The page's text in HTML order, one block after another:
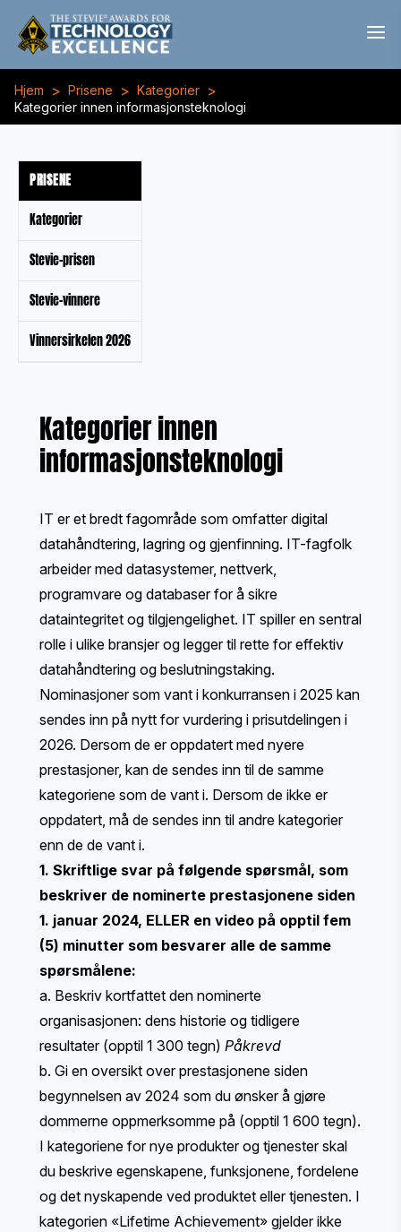
Hjem > Prisene > Kategorier >
Kategorier innen informasjonsteknologi
PRISENE
Kategorier
Stevie-prisen
Stevie-vinnere
Vinnersirkelen 2026
Kategorier innen
informasjonsteknologi
IT er et bredt fagområde som omfatter digital
datahåndtering, lagring og gjenfinning. IT-fagfolk
arbeider med datasystemer, nettverk,
programvare og databaser for å sikre
dataintegritet og tilgjengelighet. IT spiller en sentral
rolle i ulike bransjer og legger til rette for effektiv
datahåndtering og beslutningstaking.
Nominasjoner som vant i konkurransen i 2025 kan
sendes inn på nytt for vurdering i prisutdelingen i
2026. Dersom de er oppdatert med nyere
prestasjoner, kan de sendes inn til de samme
kategoriene som de vant i. Dersom de ikke er
oppdatert, må de sendes inn til andre kategorier
enn de de vant i.
1. Skriftlige svar på følgende spørsmål, som
beskriver de nominerte prestasjonene siden
1. januar 2024, ELLER en video på opptil fem
(5) minutter som besvarer alle de samme
spørsmålene:
a. Beskriv kortfattet den nominerte
organisasjonen: dens historie og tidligere
resultater (opptil 1 300 tegn) Påkrevd
b. Gi en oversikt over prestasjonene siden
begynnelsen av 2024 som du ønsker å gjøre
dommerne oppmerksomme på (opptil 1 600 tegn).
​​I kategoriene for nye produkter og tjenester skal
du beskrive egenskapene, funksjonene, fordelene
og det nyskapende ved produktet eller tjenesten. I
kategorien «Lifetime Achievement» gjelder ikke